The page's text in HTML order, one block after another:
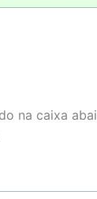
na caixa